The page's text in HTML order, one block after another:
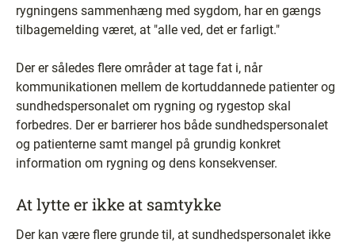
rygningens sammenhæng med sygdom, har en gængs
tilbagemelding været, at "alle ved, det er farligt."
Der er således flere områder at tage fat i, når
kommunikationen mellem de kortuddannede patienter og
sundhedspersonalet om rygning og rygestop skal
forbedres. Der er barrierer hos både sundhedspersonalet
og patienterne samt mangel på grundig konkret
information om rygning og dens konsekvenser.
At lytte er ikke at samtykke
Der kan være flere grunde til, at sundhedspersonalet ikke